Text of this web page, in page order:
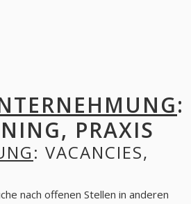
:
PRAXIS
: VACANCIES,
nach offenen Stellen in anderen